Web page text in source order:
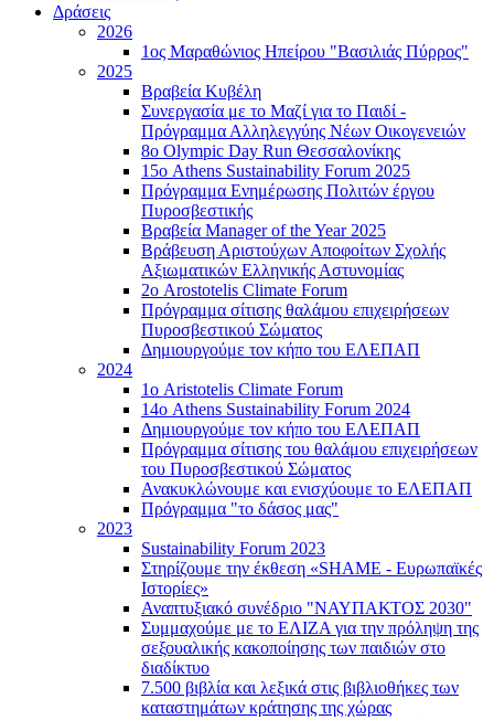
Δράσεις
2026
1ος Μαραθώνιος Ηπείρου "Βασιλιάς Πύρρος"
2025
Βραβεία Κυβέλη
Συνεργασία με το Μαζί για το Παιδί -
Πρόγραμμα Αλληλεγγύης Νέων Οικογενειών
8ο Olympic Day Run Θεσσαλονίκης
15ο Athens Sustainability Forum 2025
Πρόγραμμα Ενημέρωσης Πολιτών έργου
Πυροσβεστικής
Βραβεία Manager of the Year 2025
Βράβευση Αριστούχων Αποφοίτων Σχολής
Αξιωματικών Ελληνικής Αστυνομίας
2ο Arostotelis Climate Forum
Πρόγραμμα σίτισης θαλάμου επιχειρήσεων
Πυροσβεστικού Σώματος
Δημιουργούμε τον κήπο του ΕΛΕΠΑΠ
2024
1ο Aristotelis Climate Forum
14ο Athens Sustainability Forum 2024
Δημιουργούμε τον κήπο του ΕΛΕΠΑΠ
Πρόγραμμα σίτισης του θαλάμου επιχειρήσεων
του Πυροσβεστικού Σώματος
Ανακυκλώνουμε και ενισχύουμε το ΕΛΕΠΑΠ
Πρόγραμμα "το δάσος μας"
2023
Sustainability Forum 2023
Στηρίζουμε την έκθεση «SHAME - Ευρωπαϊκές
Ιστορίες»
Αναπτυξιακό συνέδριο "ΝΑΥΠΑΚΤΟΣ 2030"
Συμμαχούμε με το ΕΛΙΖΑ για την πρόληψη της
σεξουαλικής κακοποίησης των παιδιών στο
διαδίκτυο
7.500 βιβλία και λεξικά στις βιβλιοθήκες των
καταστημάτων κράτησης της χώρας